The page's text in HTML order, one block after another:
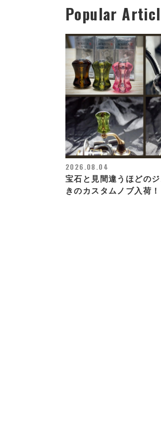
Popular
2026.08.04
宝石と見間違うほどの
きのカスタムノブ入荷！